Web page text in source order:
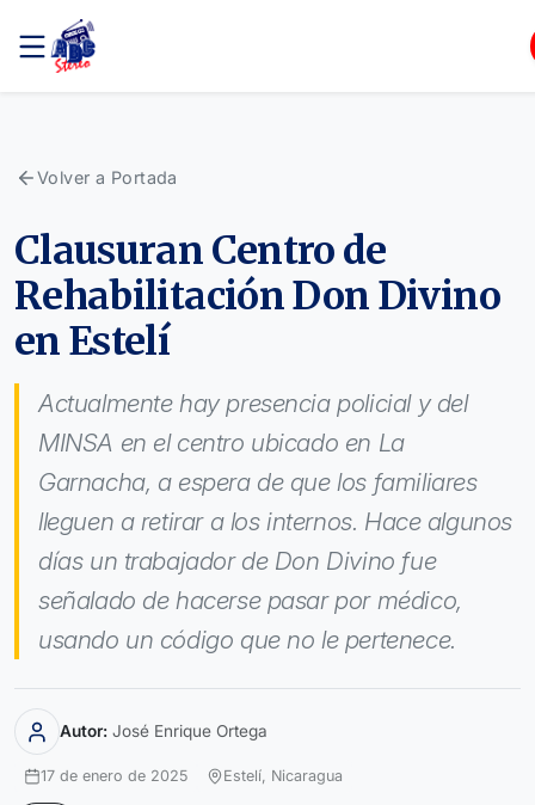
Volver a Portada
Clausuran Centro de
Rehabilitación Don Divino
en Estelí
Actualmente hay presencia policial y del
MINSA en el centro ubicado en La
Garnacha, a espera de que los familiares
lleguen a retirar a los internos. Hace algunos
días un trabajador de Don Divino fue
señalado de hacerse pasar por médico,
usando un código que no le pertenece.
Autor: José Enrique Ortega
17 de enero de 2025 Estelí, Nicaragua